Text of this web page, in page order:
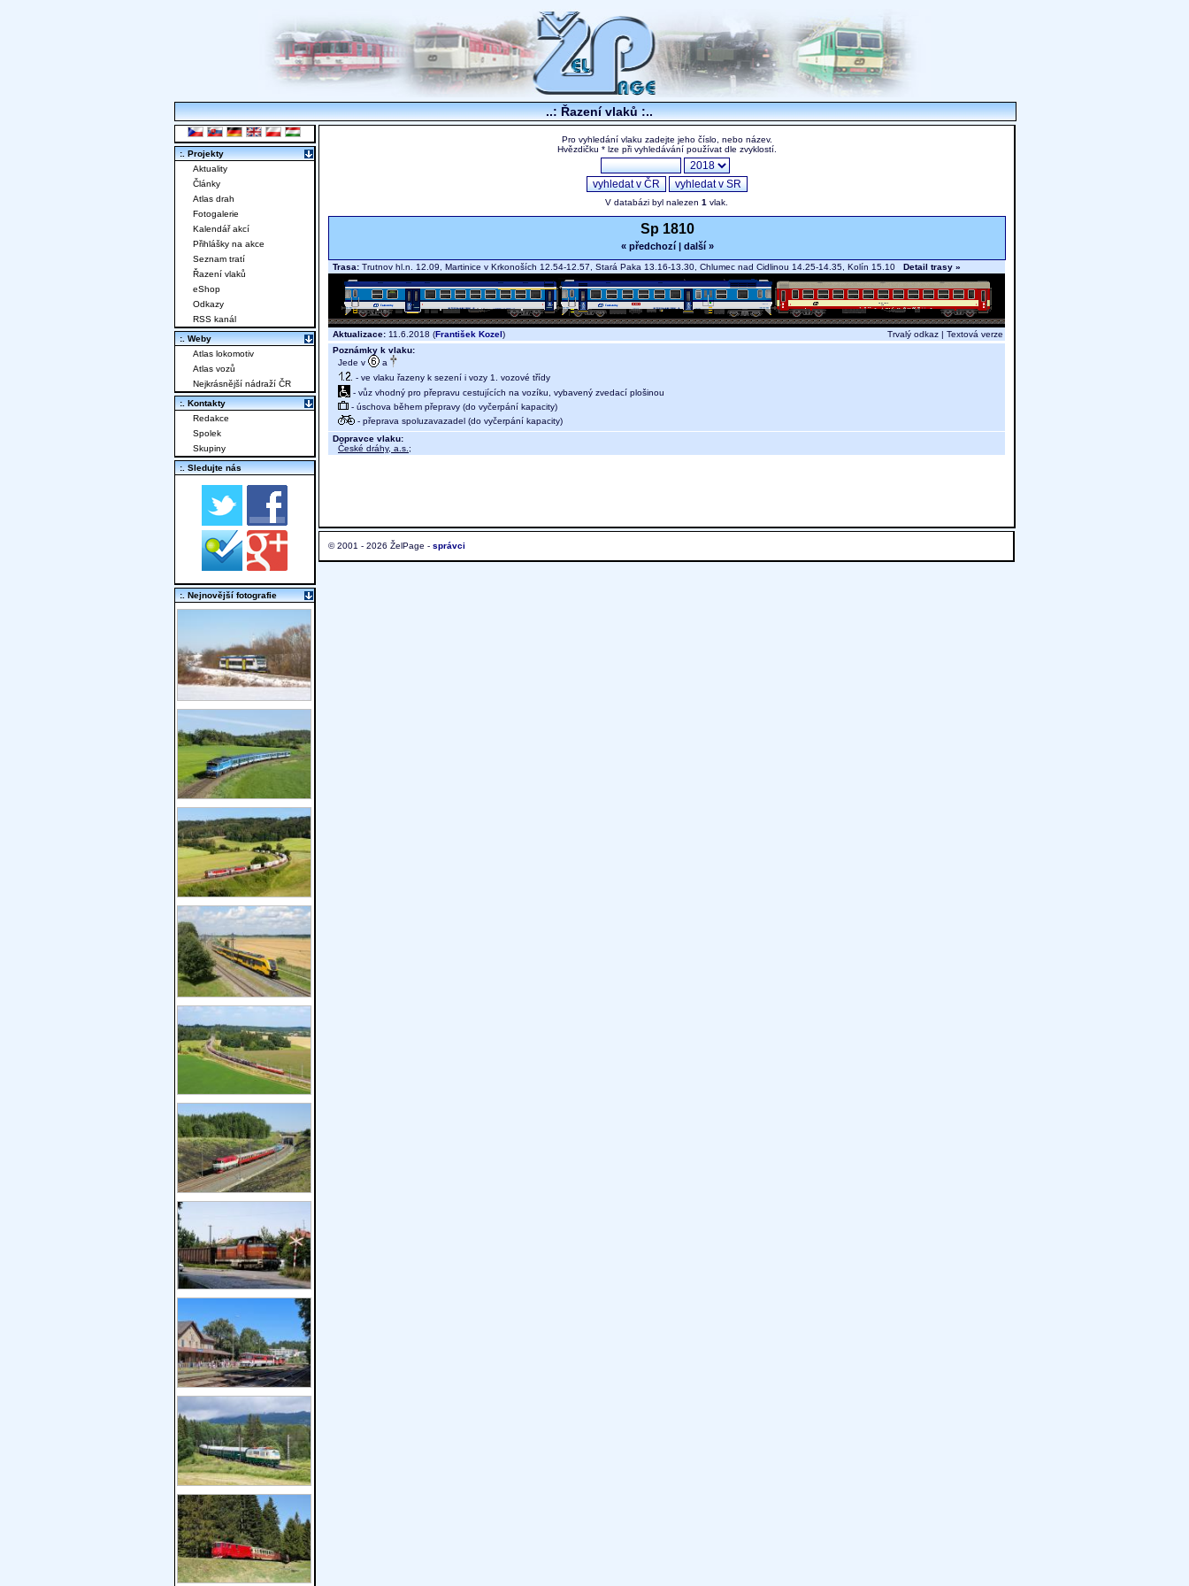
..: Řazení vlaků :..
Pro vyhledání vlaku zadejte jeho číslo, nebo název.
Hvězdičku * lze při vyhledávání používat dle zvyklostí.
V databázi byl nalezen 1 vlak.
Sp 1810
« předchozí| další »
Trasa: Trutnov hl.n. 12.09, Martinice v Krkonoších 12.54-12.57, Stará Paka 13.16-13.30, Chlumec nad Cidlinou 14.25-14.35, Kolín 15.10 Detail trasy »
Aktualizace: 11.6.2018 (František Kozel) Trvalý odkaz | Textová verze
Poznámky k vlaku:
Jede v
a
- ve vlaku řazeny k sezení i vozy 1. vozové třídy
- vůz vhodný pro přepravu cestujících na vozíku, vybavený zvedací plošinou
- úschova během přepravy (do vyčerpání kapacity)
- přeprava spoluzavazadel (do vyčerpání kapacity)
Dopravce vlaku:
České dráhy, a.s. ;
© 2001 - 2026 ŽelPage - správci
:. Projekty
Aktuality
Články
Atlas drah
Fotogalerie
Kalendář akcí
Přihlášky na akce
Seznam tratí
Řazení vlaků
eShop
Odkazy
RSS kanál
:. Weby
Atlas lokomotiv
Atlas vozů
Nejkrásnější nádraží ČR
:. Kontakty
Redakce
Spolek
Skupiny
:. Sledujte nás
:. Nejnovější fotografie